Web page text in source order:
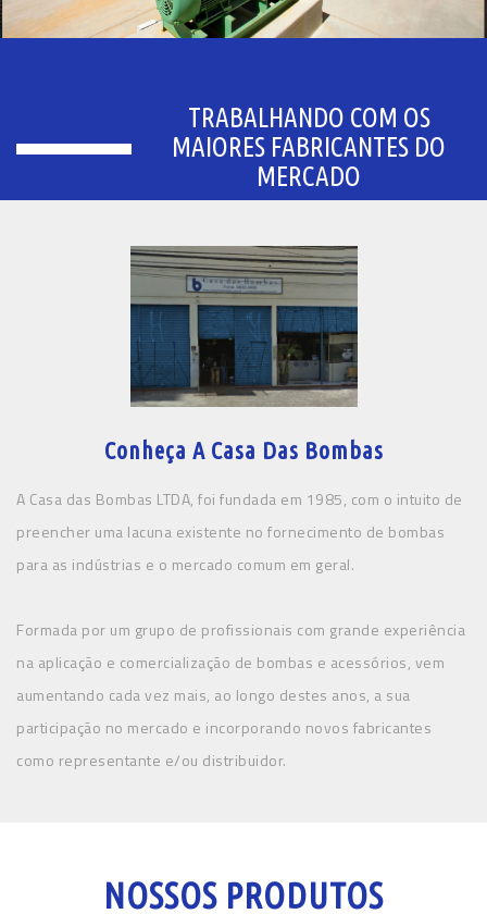
TRABALHANDO COM OS
MAIORES FABRICANTES DO
MERCADO
Conheça A Casa Das Bombas
A Casa das Bombas LTDA, foi fundada em 1985, com o intuito de
preencher uma lacuna existente no fornecimento de bombas
para as indústrias e o mercado comum em geral.
Formada por um grupo de profissionais com grande experiência
na aplicação e comercialização de bombas e acessórios, vem
aumentando cada vez mais, ao longo destes anos, a sua
participação no mercado e incorporando novos fabricantes
como representante e/ou distribuidor.
NOSSOS PRODUTOS